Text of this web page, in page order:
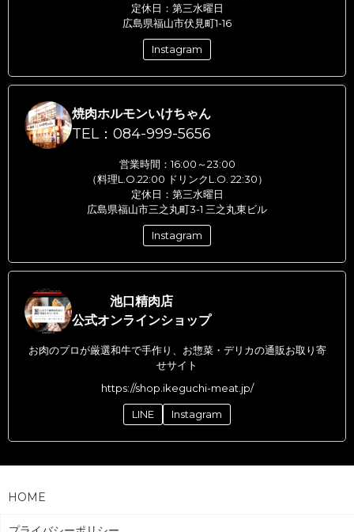
定休日：第三水曜日
広島県福山市伏見町1-16
Instagram
焼肉ホルモンいけちゃん
TEL：084-999-5656
営業時間：16:00～23:00
（料理L.O.22:00 ドリンクL.O. 22:30）
定休日：第三水曜日
広島県福山市三之丸町3-1 三之丸東ビル
Instagram
池口精肉店
公式オンラインショップ
お肉のプロが厳選和牛で手作り、お惣菜・デリカの通販お取り寄
せサイト
https://shop.ikeguchi-meat.jp/
LINE Instagram
HOME